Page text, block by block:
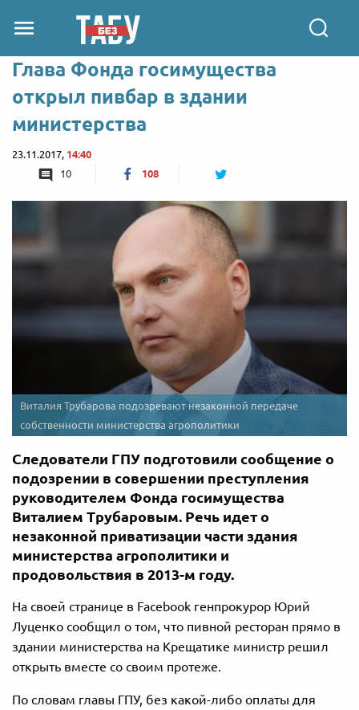
Глава Фонда госимущества
открыл пивбар в здании
министерства
23.11.2017, 14:40
10
108
Виталия Трубарова подозревают незаконной передаче
собственности министерства агрополитики
Следователи ГПУ подготовили сообщение о
подозрении в совершении преступления
руководителем Фонда госимущества
Виталием Трубаровым. Речь идет о
незаконной приватизации части здания
министерства агрополитики и
продовольствия в 2013-м году.
На своей странице в Facebook генпрокурор Юрий
Луценко сообщил о том, что пивной ресторан прямо в
здании министерства на Крещатике министр решил
открыть вместе со своим протеже.
По словам главы ГПУ, без какой-либо оплаты для